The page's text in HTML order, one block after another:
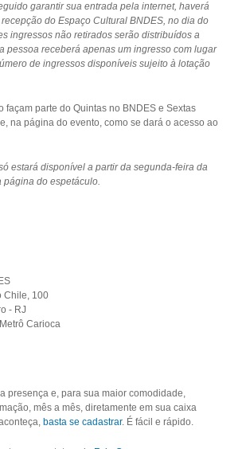
garantir sua entrada pela internet, haverá
do Espaço Cultural BNDES, no dia do
ingressos não retirados serão distribuídos a
pessoa receberá apenas um ingresso com lugar
de ingressos disponíveis sujeito à lotação
façam parte do Quintas no BNDES e Sextas
na página do evento, como se dará o acesso ao
estará disponível a partir da segunda-feira da
página do espetáculo.
Chile, 100
- RJ
Carioca
presença e, para sua maior comodidade,
mês a mês, diretamente em sua caixa
basta se cadastrar. É fácil e rápido.